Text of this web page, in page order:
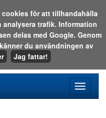
meny
för att tillhandahålla
trafik. Information
delas med Google. Genom
du användningen av
Jag fattar!